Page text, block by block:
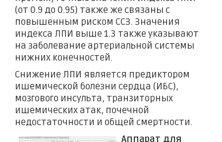
(от 0.9 до 0.95) также же связаны с
повышенным риском ССЗ. Значения
индекса ЛПИ выше 1.3 также указывают
на заболевание артериальной системы
нижних конечностей.
Снижение ЛПИ является предиктором
ишемической болезни сердца (ИБС),
мозгового инсульта, транзиторных
ишемических атак, почечной
недостаточности и общей смертности.
Аппарат для